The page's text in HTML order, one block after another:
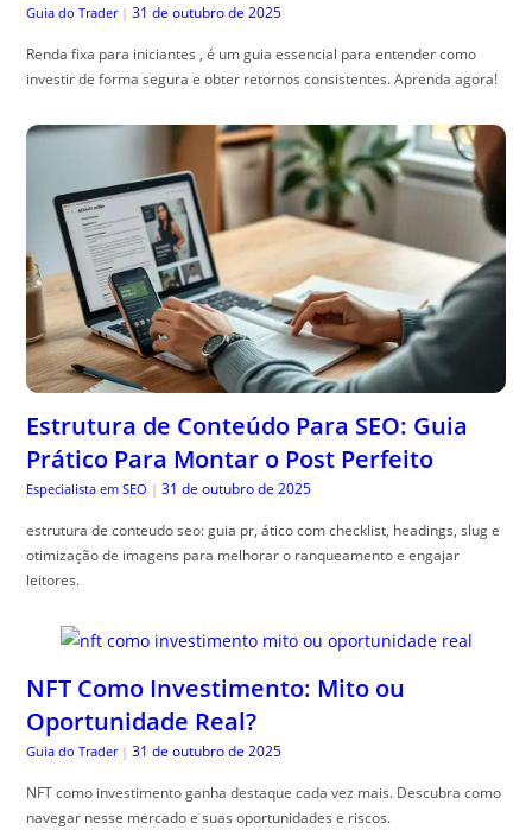
Guia do Trader | 31 de outubro de 2025
Renda fixa para iniciantes , é um guia essencial para entender como
investir de forma segura e obter retornos consistentes. Aprenda agora!
Estrutura de Conteúdo Para SEO: Guia
Prático Para Montar o Post Perfeito
Especialista em SEO | 31 de outubro de 2025
estrutura de conteudo seo: guia pr, ático com checklist, headings, slug e
otimização de imagens para melhorar o ranqueamento e engajar
leitores.
NFT Como Investimento: Mito ou
Oportunidade Real?
Guia do Trader | 31 de outubro de 2025
NFT como investimento ganha destaque cada vez mais. Descubra como
navegar nesse mercado e suas oportunidades e riscos.